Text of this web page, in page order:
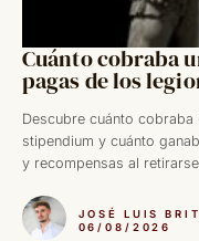
Cuánto cobraba
pagas de los
Descubre cuánto
stipendium y cuánto
y recompensas al
JOSÉ LUIS
06/08/2026